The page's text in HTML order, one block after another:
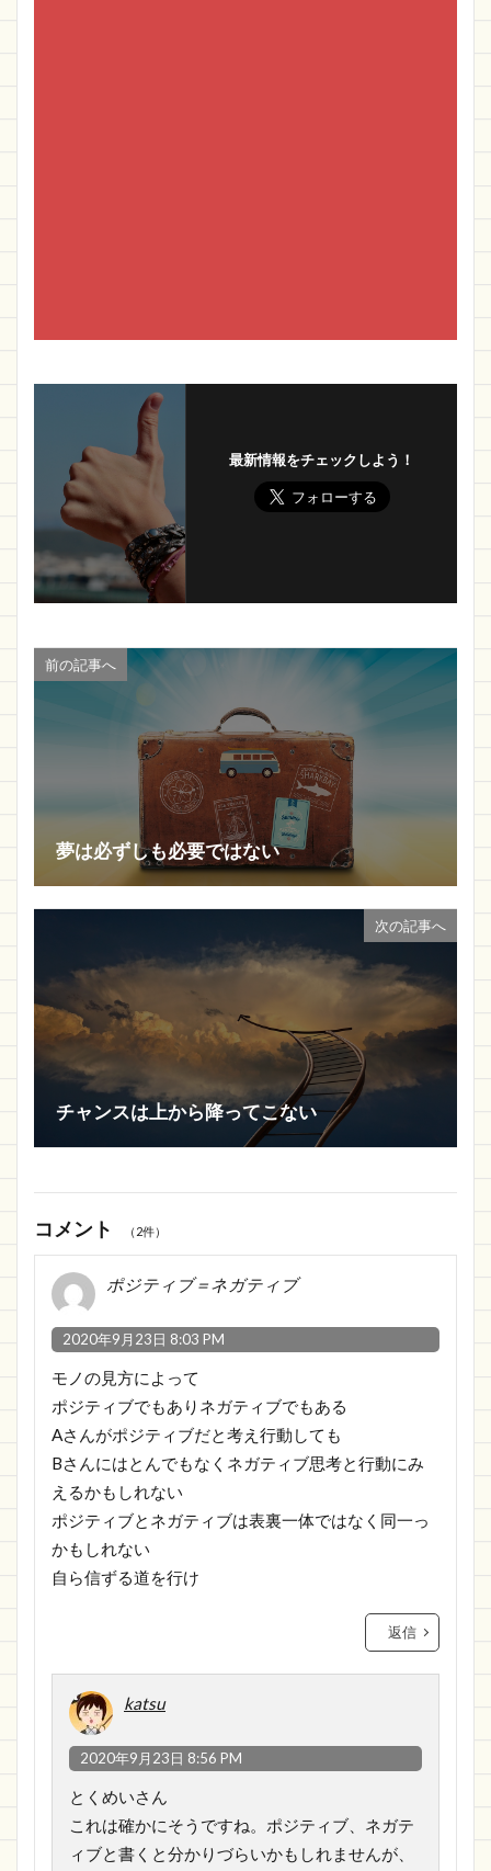
最新情報をチェックしよう！
前の記事へ
夢は必ずしも必要ではない
次の記事へ
チャンスは上から降ってこない
コメント （2件）
ポジティブ＝ネガティブ
2020年9月23日 8:03 PM
モノの見方によって
ポジティブでもありネガティブでもある
Aさんがポジティブだと考え行動しても
Bさんにはとんでもなくネガティブ思考と行動にみ
えるかもしれない
ポジティブとネガティブは表裏一体ではなく同一っ
かもしれない
自ら信ずる道を行け
返信
katsu
2020年9月23日 8:56 PM
とくめいさん
これは確かにそうですね。ポジティブ、ネガテ
ィブと書くと分かりづらいかもしれませんが、